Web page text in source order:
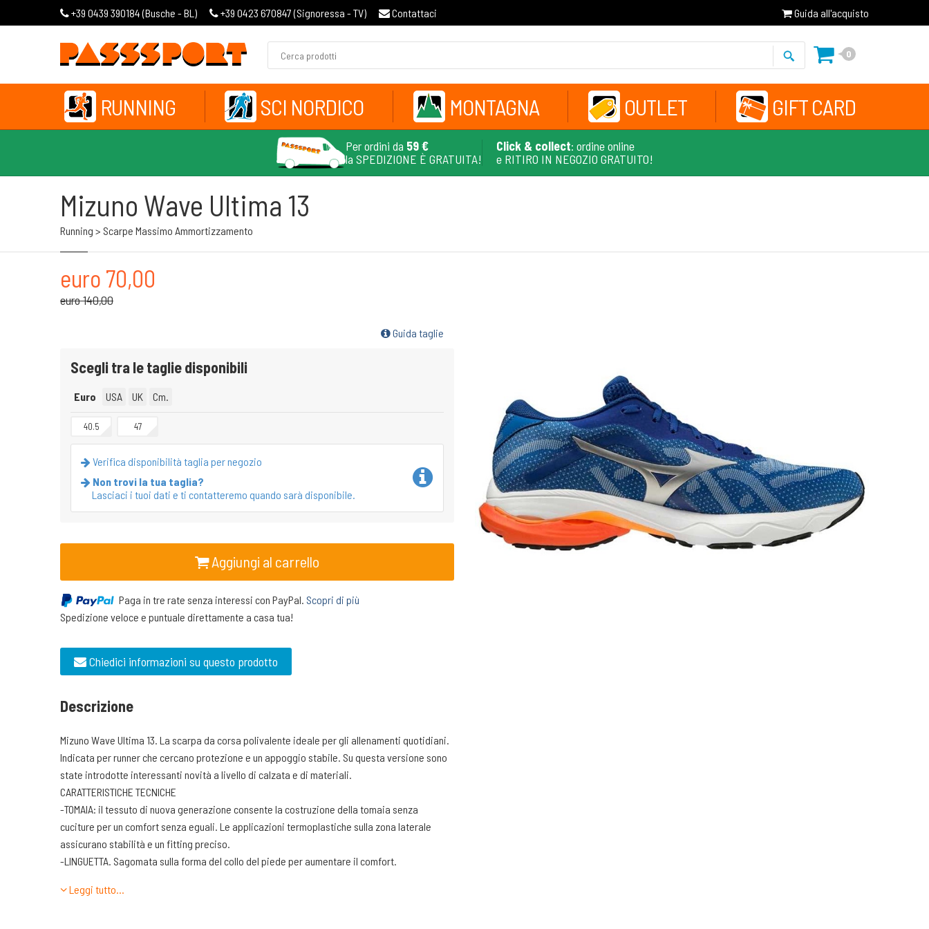
+39 0439 390184 (Busche - BL ) +39 0423 670847 (Signoressa - TV) Contattaci Guida all'acquisto
0
RUNNING SCI NORDICO MONTAGNA OUTLET GIFT CARD
Per ordini da 59 €
la SPEDIZIONE È GRATUITA!
Click & collect: ordine online
e RITIRO IN NEGOZIO GRATUITO!
Mizuno Wave Ultima 13
Running > Scarpe Massimo Ammortizzamento
euro 70,00
euro 140,00
Guida taglie
Scegli tra le taglie disponibili
Euro USA UK Cm.
40.5 47
Verifica disponibilità taglia per negozio
Non trovi la tua taglia?
Lasciaci i tuoi dati e ti contatteremo quando sarà disponibile.
Aggiungi al carrello
Paga in tre rate senza interessi con PayPal. Scopri di più
Spedizione veloce e puntuale direttamente a casa tua!
Chiedici informazioni su questo prodotto
Descrizione
Mizuno Wave Ultima 13. La scarpa da corsa polivalente ideale per gli allenamenti quotidiani.
Indicata per runner che cercano protezione e un appoggio stabile. Su questa versione sono
state introdotte interessanti novità a livello di calzata e di materiali.
CARATTERISTICHE TECNICHE
-TOMAIA: il tessuto di nuova generazione consente la costruzione della tomaia senza
cuciture per un comfort senza eguali. Le applicazioni termoplastiche sulla zona laterale
assicurano stabilità e un fitting preciso.
-LINGUETTA. Sagomata sulla forma del collo del piede per aumentare il comfort.
imbottitura.
Leggi tutto…